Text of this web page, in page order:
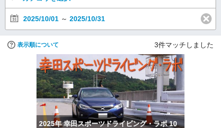
2025/10/01 ～ 2025/10/31
表示順について 3件マッチしました
2025年 幸田スポーツドライビング・ラボ 10